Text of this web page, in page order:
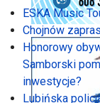
ESKA Music
Chojnów
Honorowy
Samborski
inwestycje?
Lubińska